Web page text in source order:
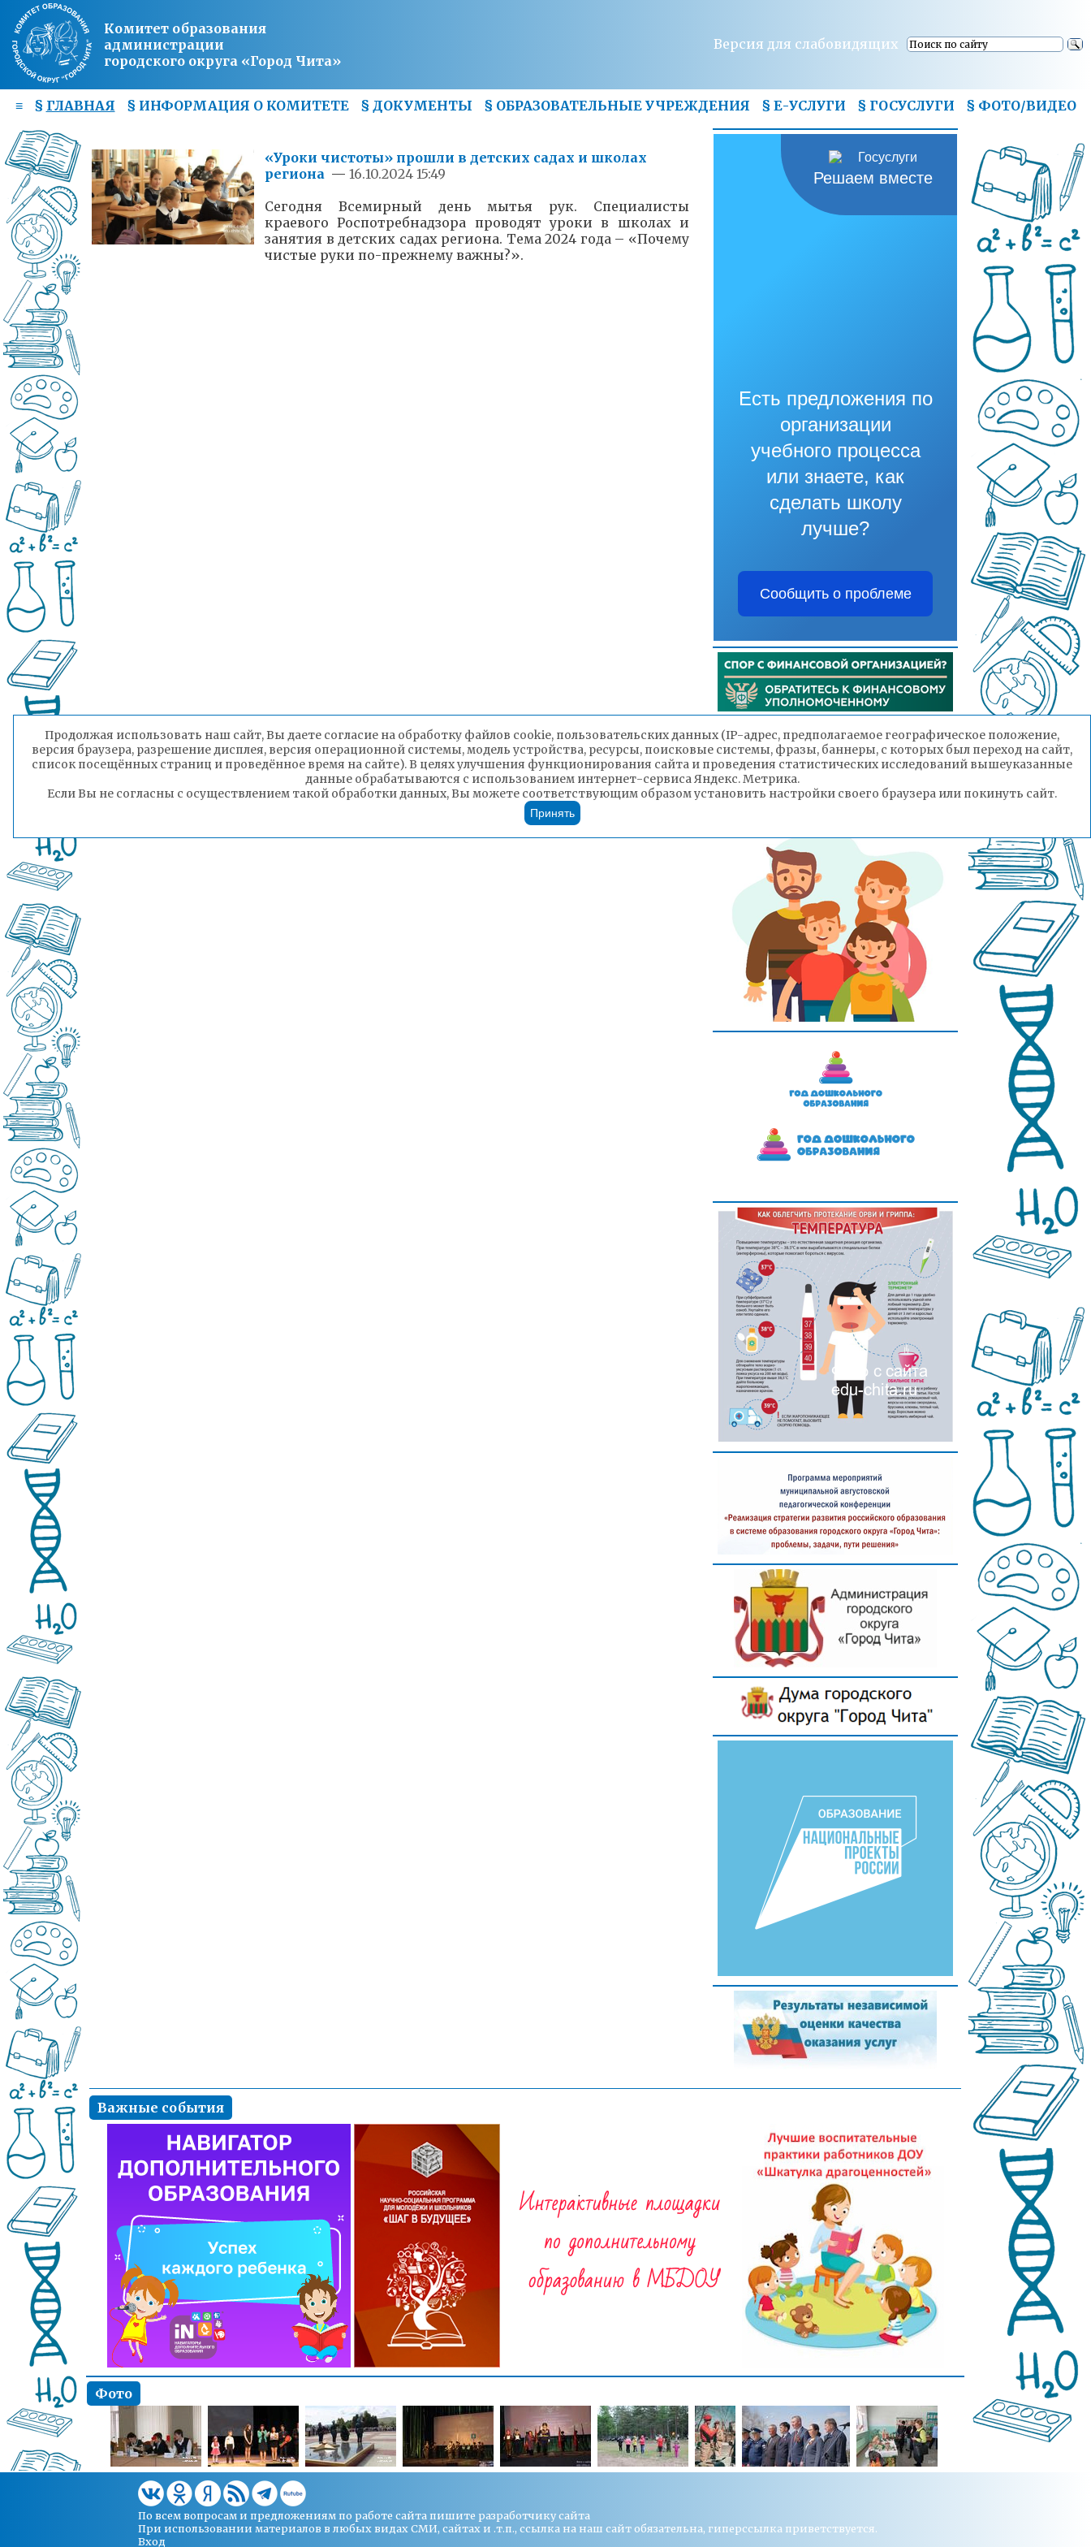
Комитет образования
администрации
городского округа «Город Чита»
Версия для слабовидящих
≡ § ГЛАВНАЯ § ИНФОРМАЦИЯ О КОМИТЕТЕ § ДОКУМЕНТЫ § ОБРАЗОВАТЕЛЬНЫЕ УЧРЕЖДЕНИЯ § Е-УСЛУГИ § ГОСУСЛУГИ § ФОТО/ВИДЕО
«Уроки чистоты» прошли в детских садах и школах
региона — 16.10.2024 15:49
Сегодня Всемирный день мытья рук. Специалисты
краевого Роспотребнадзора проводят уроки в школах и
занятия в детских садах региона. Тема 2024 года – «Почему
чистые руки по-прежнему важны?».
ГТРК «Чита»
Решаем вместе
Есть предложения по
организации
учебного процесса
или знаете, как
сделать школу
лучше?
Сообщить о проблеме
Важные события
Фото
По всем вопросам и предложениям по работе сайта пишите разработчику сайта
При использовании материалов в любых видах СМИ, сайтах и .т.п., ссылка на наш сайт обязательна, гиперссылка приветствуется.
Вход
Продолжая использовать наш сайт, Вы даете согласие на обработку файлов cookie, пользовательских данных (IP-адрес, предполагаемое географическое положение,
версия браузера, разрешение дисплея, версия операционной системы, модель устройства, ресурсы, поисковые системы, фразы, баннеры, с которых был переход на сайт,
список посещённых страниц и проведённое время на сайте). В целях улучшения функционирования сайта и проведения статистических исследований вышеуказанные
данные обрабатываются с использованием интернет-сервиса Яндекс. Метрика.
Если Вы не согласны с осуществлением такой обработки данных, Вы можете соответствующим образом установить настройки своего браузера или покинуть сайт.
Принять